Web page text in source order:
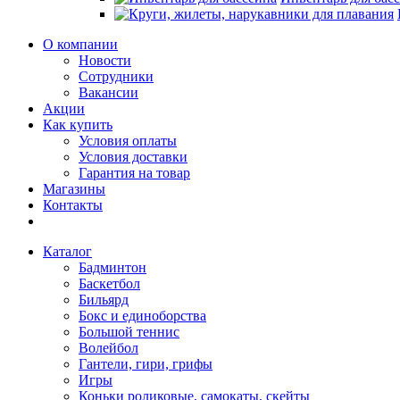
О компании
Новости
Сотрудники
Вакансии
Акции
Как купить
Условия оплаты
Условия доставки
Гарантия на товар
Магазины
Контакты
Каталог
Бадминтон
Баскетбол
Бильярд
Бокс и единоборства
Большой теннис
Волейбол
Гантели, гири, грифы
Игры
Коньки роликовые, самокаты, скейты